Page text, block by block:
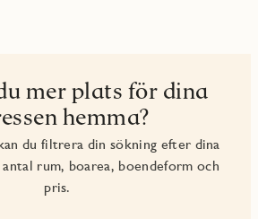
mer plats för dina
hemma?
du filtrera din sökning efter dina
rum, boarea, boendeform och
pris.